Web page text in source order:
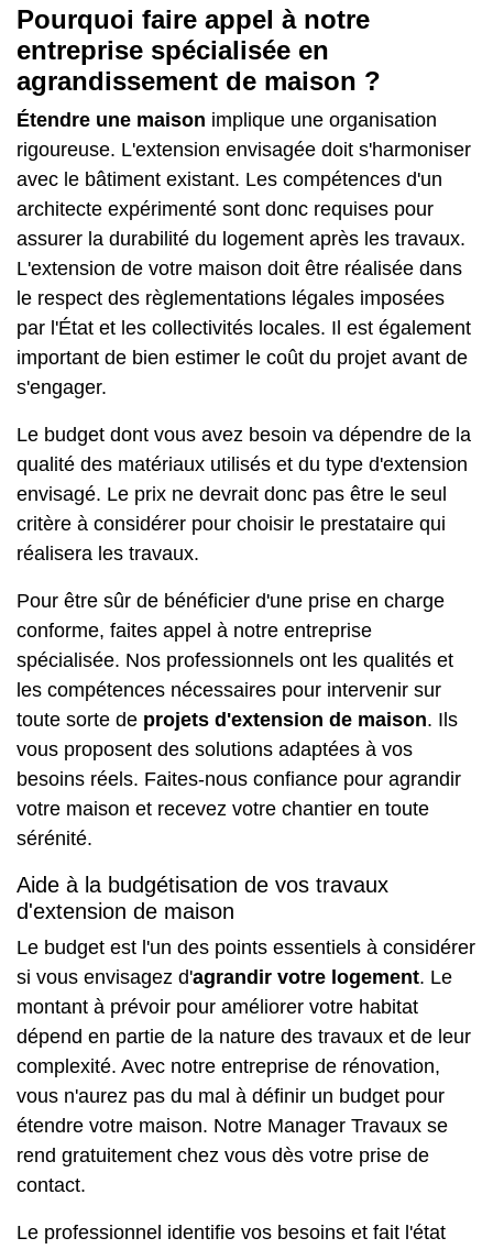
Pourquoi faire appel à notre
entreprise spécialisée en
agrandissement de maison ?
Étendre une maison implique une organisation
rigoureuse. L'extension envisagée doit s'harmoniser
avec le bâtiment existant. Les compétences d'un
architecte expérimenté sont donc requises pour
assurer la durabilité du logement après les travaux.
L'extension de votre maison doit être réalisée dans
le respect des règlementations légales imposées
par l'État et les collectivités locales. Il est également
important de bien estimer le coût du projet avant de
s'engager.
Le budget dont vous avez besoin va dépendre de la
qualité des matériaux utilisés et du type d'extension
envisagé. Le prix ne devrait donc pas être le seul
critère à considérer pour choisir le prestataire qui
réalisera les travaux.
Pour être sûr de bénéficier d'une prise en charge
conforme, faites appel à notre entreprise
spécialisée. Nos professionnels ont les qualités et
les compétences nécessaires pour intervenir sur
toute sorte de projets d'extension de maison. Ils
vous proposent des solutions adaptées à vos
besoins réels. Faites-nous confiance pour agrandir
votre maison et recevez votre chantier en toute
sérénité.
Aide à la budgétisation de vos travaux
d'extension de maison
Le budget est l'un des points essentiels à considérer
si vous envisagez d'agrandir votre logement. Le
montant à prévoir pour améliorer votre habitat
dépend en partie de la nature des travaux et de leur
complexité. Avec notre entreprise de rénovation,
vous n'aurez pas du mal à définir un budget pour
étendre votre maison. Notre Manager Travaux se
rend gratuitement chez vous dès votre prise de
contact.
Le professionnel identifie vos besoins et fait l'état